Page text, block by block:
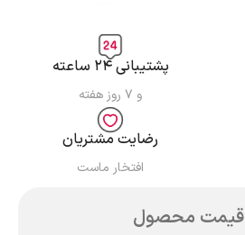
پشتیبانی ۲۴ ساعته
و ۷ روز هفته
رضایت مشتریان
افتخار ماست
قیمت محصول